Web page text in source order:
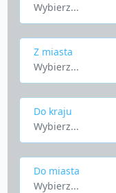
Wybierz...
Z miasta
Wybierz...
Do kraju
Wybierz...
Do miasta
Wybierz...